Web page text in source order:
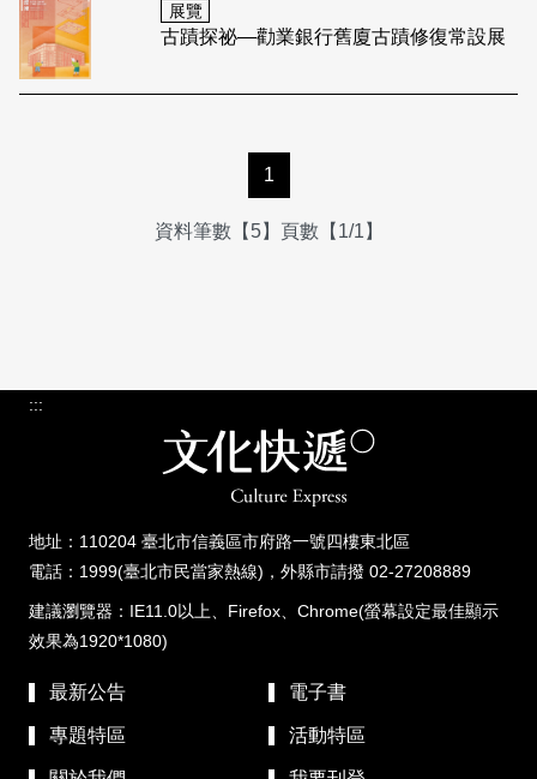
展覽
古蹟探祕—勸業銀行舊廈古蹟修復常設展
1
資料筆數【5】頁數【1/1】
:::
地址：110204 臺北市信義區市府路一號四樓東北區
電話：1999(臺北市民當家熱線)，外縣市請撥 02-27208889
建議瀏覽器：IE11.0以上、Firefox、Chrome(螢幕設定最佳顯示
效果為1920*1080)
最新公告 電子書
專題特區 活動特區